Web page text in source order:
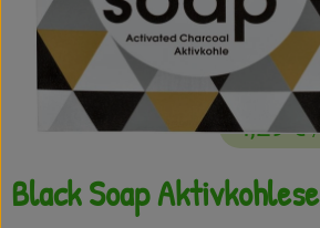
Haltbares
Getränke
Naturkosmetik
Black Soap
4,29 €